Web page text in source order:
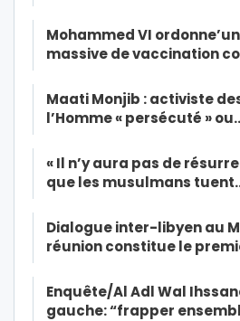
Mohammed VI
massive de vaccination
Maati Monjib : activiste
l’Homme « persécuté »
« Il n’y aura pas de
que les musulmans
Dialogue inter-libyen au
réunion constitue le
Enquête/Al Adl Wal
gauche: “frapper